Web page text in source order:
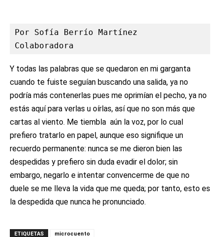
Por Sofía Berrío Martínez
Colaboradora
Y todas las palabras que se quedaron en mi garganta
cuando te fuiste seguían buscando una salida, ya no
podría más contenerlas pues me oprimían el pecho, ya no
estás aquí para verlas u oírlas, así que no son más que
cartas al viento. Me tiembla aún la voz, por lo cual
prefiero tratarlo en papel, aunque eso signifique un
recuerdo permanente: nunca se me dieron bien las
despedidas y prefiero sin duda evadir el dolor; sin
embargo, negarlo e intentar convencerme de que no
duele se me lleva la vida que me queda; por tanto, esto es
la despedida que nunca he pronunciado.
ETIQUETAS microcuento